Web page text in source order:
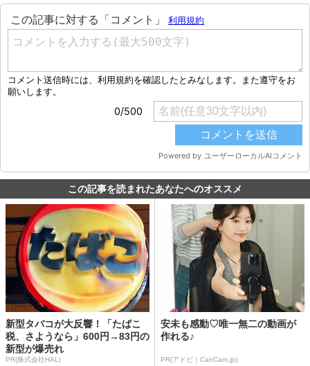
この記事を読まれたあなたへのオススメ
新型タバコが大反響！「たばこ
税、さようなら」600円→83円の
新型が爆売れ
PR(株式会社HAL)
安未も感動♡唯一無二の動画が
作れる♪
PR(アドビ｜CanCam.jp)